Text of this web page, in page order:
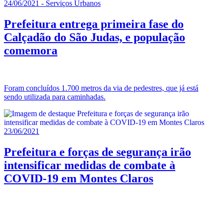
24/06/2021 - Serviços Urbanos
Prefeitura entrega primeira fase do
Calçadão do São Judas, e população
comemora
Foram concluídos 1.700 metros da via de pedestres, que já está
sendo utilizada para caminhadas.
23/06/2021
Prefeitura e forças de segurança irão
intensificar medidas de combate à
COVID-19 em Montes Claros